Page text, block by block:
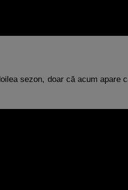
sezon, doar că acum apare